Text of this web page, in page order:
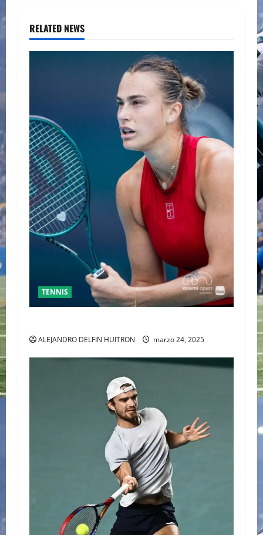
RELATED NEWS
TENNIS
ALEJANDRO DELFIN HUITRON marzo 24, 2025